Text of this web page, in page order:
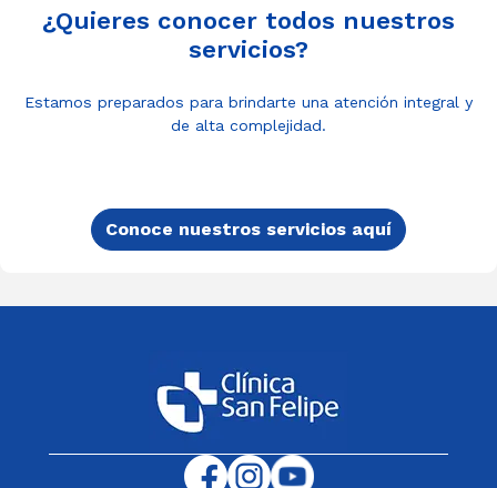
¿Quieres conocer todos nuestros
servicios?
Estamos preparados para brindarte una atención integral y
de alta complejidad.
Conoce nuestros servicios aquí